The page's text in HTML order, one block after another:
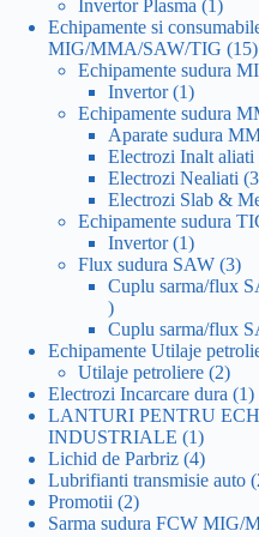
Invertor Plasma 11
Echipamente si
MIG/MMA/SAW/TIG
1515
Echipamente sudura
Invertor 11
produs
Echipamente sudura
Aparate sudura
Electrozi Inalt aliati
Electrozi Nealiati 3
Electrozi Slab &
Echipamente sudura
Invertor 11
produs
Flux sudura SAW 33
Cuplu sarma/flux
1
produs
Cuplu sarma/flux
Echipamente Utilaje
Utilaje petroliere 22
Electrozi Incarcare dura 11
LANTURI PENTRU
INDUSTRIALE
11
produs
Lichid de Parbriz 44
produse
Lubrifianti transmisie auto
Promotii 22
produse
Sarma sudura FCW MIG/